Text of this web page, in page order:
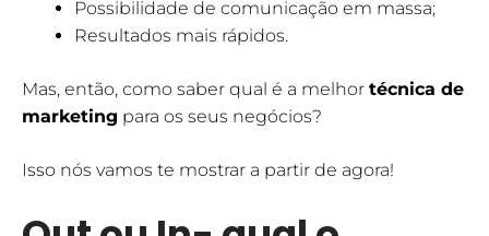
Possibilidade de comunicação em massa;
Resultados mais rápidos.
Mas, então, como saber qual é a melhor técnica de
marketing para os seus negócios?
Isso nós vamos te mostrar a partir de agora!